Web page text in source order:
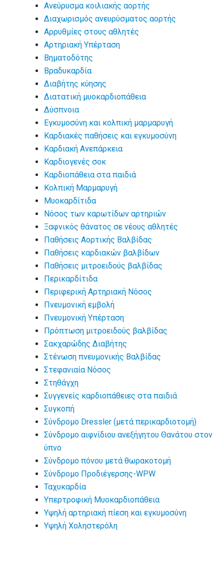
Ανεύρυσμα κοιλιακής αορτής
Διαχωρισμός ανευρύσματος αορτής
Αρρυθμίες στους αθλητές
Αρτηριακή Υπέρταση
Βηματοδότης
Βραδυκαρδία
Διαβήτης κύησης
Διατατική μυοκαρδιοπάθεια
Δύσπνοια
Εγκυμοσύνη και κολπική μαρμαρυγή
Καρδιακές παθήσεις και εγκυμοσύνη
Καρδιακή Ανεπάρκεια
Καρδιογενές σοκ
Καρδιοπάθεια στα παιδιά
Κολπική Μαρμαρυγή
Μυοκαρδίτιδα
Νόσος των καρωτίδων αρτηριών
Ξαφνικός θάνατος σε νέους αθλητές
Παθήσεις Αορτικής Βαλβίδας
Παθήσεις καρδιακών βαλβίδων
Παθήσεις μιτροειδούς βαλβίδας
Περικαρδίτιδα
Περιφερική Αρτηριακή Νόσος
Πνευμονική εμβολή
Πνευμονική Υπέρταση
Πρόπτωση μιτροειδούς βαλβίδας
Σακχαρώδης Διαβήτης
Στένωση πνευμονικής Βαλβίδας
Στεφανιαία Νόσος
Στηθάγχη
Συγγενείς καρδιοπάθειες στα παιδιά
Συγκοπή
Σύνδρομο Dressler (μετά περικαρδιοτομή)
Σύνδρομο αιφνίδιου ανεξήγητου Θανάτου στον
ύπνο
Σύνδρομο πόνου μετά θωρακοτομή
Σύνδρομο Προδιέγερσης-WPW
Ταχυκαρδία
Υπερτροφική Μυοκαρδιοπάθεια
Υψηλή αρτηριακή πίεση και εγκυμοσύνη
Υψηλή Χοληστερόλη